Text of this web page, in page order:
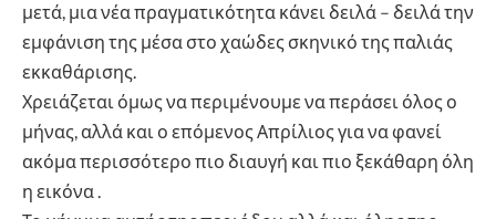
μετά, μια νέα πραγματικότητα κάνει δειλά – δειλά την
εμφάνιση της μέσα στο χαώδες σκηνικό της παλιάς
εκκαθάρισης.
Χρειάζεται όμως να περιμένουμε να περάσει όλος ο
μήνας, αλλά και ο επόμενος Απρίλιος για να φανεί
ακόμα περισσότερο πιο διαυγή και πιο ξεκάθαρη όλη
η εικόνα .